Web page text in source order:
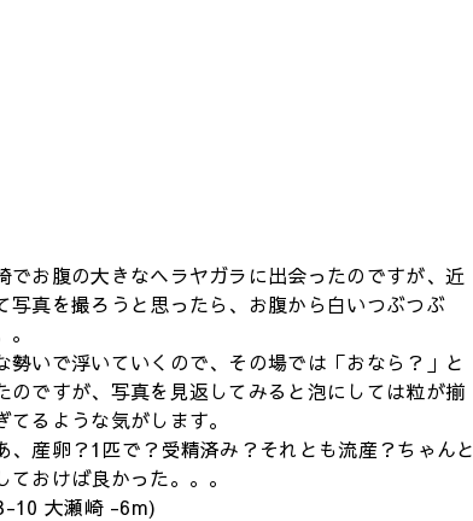
でお腹の大きなヘラヤガラに出会ったのですが、近
写真を撮ろうと思ったら、お腹から白いつぶつぶ
勢いで浮いていくので、その場では「おなら？」と
のですが、写真を見返してみると泡にしては粒が揃
てるような気がします。
、産卵？1匹で？受精済み？それとも流産？ちゃんと
ておけば良かった。。。
10 大瀬崎 -6m)